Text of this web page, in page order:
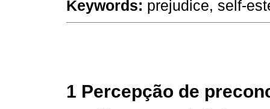
Keywords: prejudice, self-
1 Percepção de